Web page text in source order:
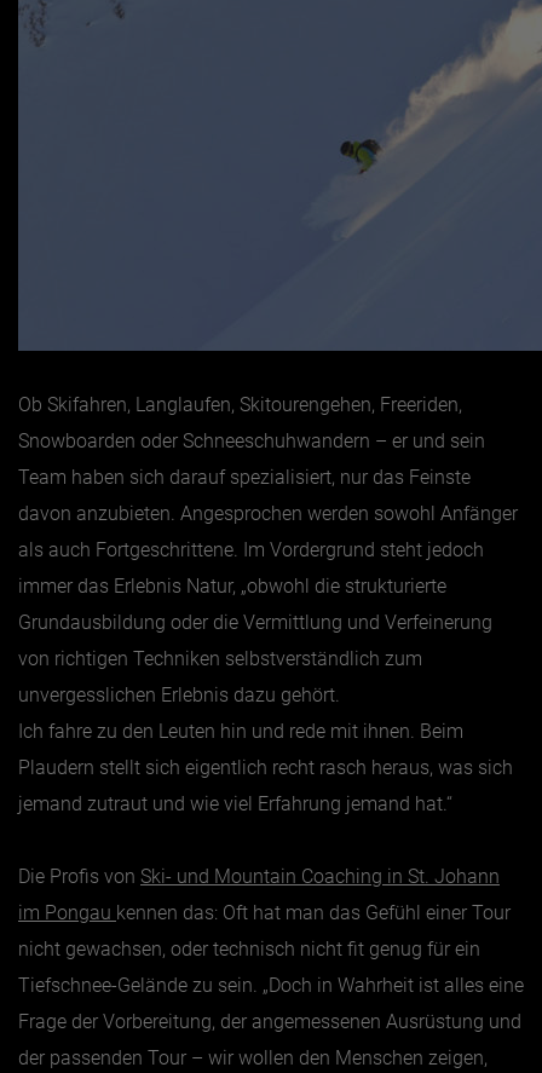
Ob Skifahren, Langlaufen, Skitourengehen, Freeriden,
Snowboarden oder Schneeschuhwandern – er und sein
Team haben sich darauf spezialisiert, nur das Feinste
davon anzubieten. Angesprochen werden sowohl Anfänger
als auch Fortgeschrittene. Im Vordergrund steht jedoch
immer das Erlebnis Natur, „obwohl die strukturierte
Grundausbildung oder die Vermittlung und Verfeinerung
von richtigen Techniken selbstverständlich zum
unvergesslichen Erlebnis dazu gehört.
Ich fahre zu den Leuten hin und rede mit ihnen. Beim
Plaudern stellt sich eigentlich recht rasch heraus, was sich
jemand zutraut und wie viel Erfahrung jemand hat.“
Die Profis von Ski- und Mountain Coaching in St. Johann
im Pongau kennen das: Oft hat man das Gefühl einer Tour
nicht gewachsen, oder technisch nicht fit genug für ein
Tiefschnee-Gelände zu sein. „Doch in Wahrheit ist alles eine
Frage der Vorbereitung, der angemessenen Ausrüstung und
der passenden Tour – wir wollen den Menschen zeigen,